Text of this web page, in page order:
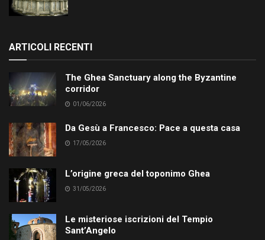
ARTICOLI RECENTI
The Ghea Sanctuary along the Byzantine
corridor
01/06/2026
Da Gesù a Francesco: Pace a questa casa
17/05/2026
L’origine greca del toponimo Ghea
31/05/2026
Le misteriose iscrizioni del Tempio
Sant’Angelo